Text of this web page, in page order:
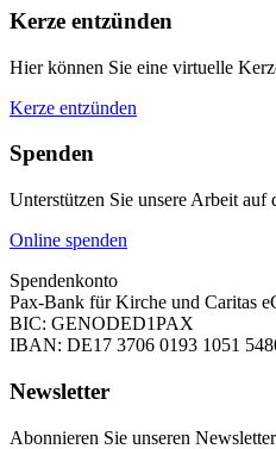
Kerze entzünden
Hier können Sie eine virtuelle
Kerze entzünden
Spenden
Unterstützen Sie unsere Arbeit
Online spenden
Spendenkonto
Pax-Bank für Kirche und Caritas
BIC: GENODED1PAX
IBAN: DE17 3706 0193 1051
Newsletter
Abonnieren Sie unseren